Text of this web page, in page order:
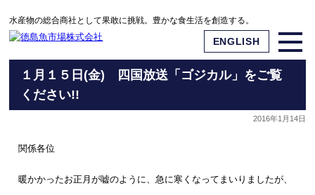
水産物の総合商社として果敢に挑戦。豊かな食生活を創造する。
ENGLISH
１月１５日(金) 四国放送「ゴジカル」をご覧
ください!!
2016年1月14日
関係各位
暖かかったお正月が嘘のように、急に寒くなってまいりましたが、